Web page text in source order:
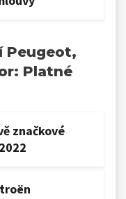
Peugeot,
Platné
značkové